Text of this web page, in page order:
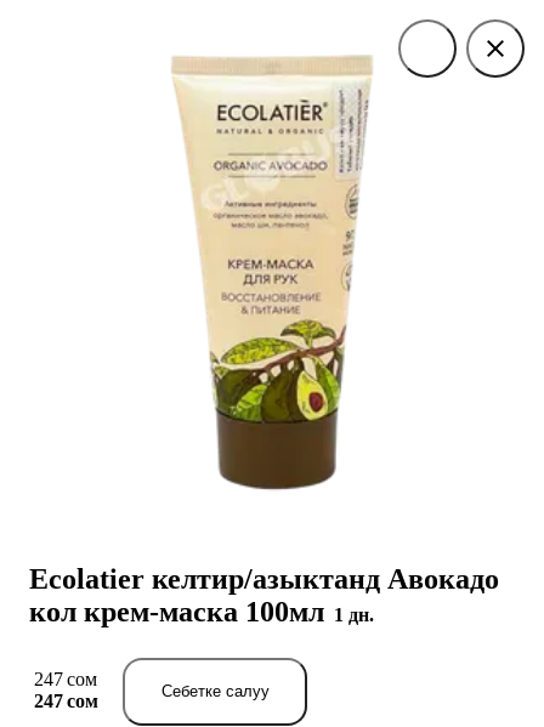
Ecolatier келтир/азыктанд Авокадо
кол крем-маска 100мл 1 дн.
247 сом
247 сом
Себетке салуу